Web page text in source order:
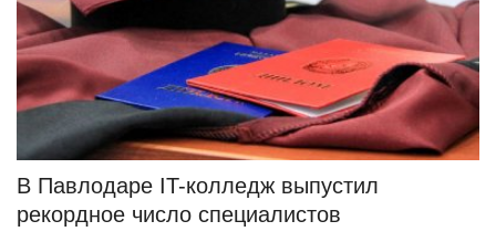
В Павлодаре IT-колледж выпустил
рекордное число специалистов